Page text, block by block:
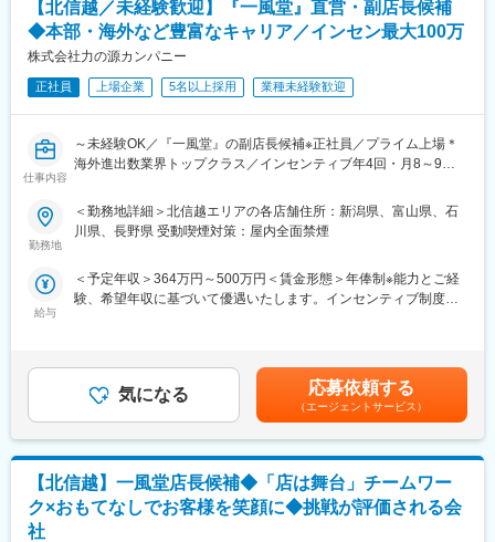
■インセンティブ制度／年4回
・四半期毎の店舗ランキングにより決まります。
※年間で最大100万／決算賞与（※業績による）2022年度実績20万
・店舗の売上を高める企画立案
※店長、SVとしてご活躍いただいた後は、海外事業部、商品開発
部、人材開発部など本部・海外事業へのキャリアパスや独立支援
制度もございます。
・入社8年目30歳・ブロック長職/(インセンティブ含む年俸)660万
円
■働き方ついて
・月8～9休／深夜営業基本なし
■インセンティブ制度／年4回
～100万
■当社について
目指すのは2028年3月期にグループ売上高500億、営業利益50億
以上、約500店舗の展開！国内は毎年10～20、海外は20~30店舗
の出店を予定しています。
固定手当を含めた表記です。
【北信越／未経験歓迎】『一風堂』直営・副店長候補
◆本部・海外など豊富なキャリア／インセン最大100万
株式会社力の源カンパニー
正社員 上場企業 5名以上採用 業種未経験歓迎
仕事内容
～未経験OK／『一風堂』の副店長候補※正社員／プライム上場＊
海外進出数業界トップクラス／インセンティブ年4回・月8～9
国内外で約300店舗、世界15の国や地域で展開する世界的ブラン
ていただける環境があり、自身の裁量で企画・マネジメントまで
幅広く携われるチャンスがございます。
・店舗の売上金、食材、衛生管理
・スタッフ育成、シフト管理
・店舗の経営戦略、売上施策立案 など
■入社後のキャリアについて
まずは座学研修⇒研修店舗でのOJT研修を行います。毎月、人事
による面談があり、未経験の方でも安心して勤務することができ
勤務地
＜勤務地詳細＞北信越エリアの各店舗住所：新潟県、富山県、石
川県、長野県 受動喫煙対策：屋内全面禁煙
給与
＜予定年収＞364万円～500万円＜賃金形態＞年俸制※能力とご経
験、希望年収に基づいて優遇いたします。インセンティブ制度あ
387,582円（12分割）（一律手当を含む）＜昇給有無＞有＜残業
手当＞有＜給与補足＞■昇給年1回、インセンティブ制度：年4回
（店舗の目標達成時に支給）■モデル例:・入社2年目24歳・店長
職/(インセンティブ含む年俸)470万円・入社5年目27歳・SV職/(イ
ンセンティブ含む年俸)580万円・入社8年目30歳・ブロック長
職/(インセンティブ含む年俸)660万円賃金はあくまでも目安の金額
であり、選考を通じて上下する可能性があります。月給(月額)は固
定手当を含めた表記です。
気になる 応募依頼する
（エージェントサービス）
【北信越】一風堂店長候補◆「店は舞台」チームワー
ク×おもてなしでお客様を笑顔に◆挑戦が評価される会
社